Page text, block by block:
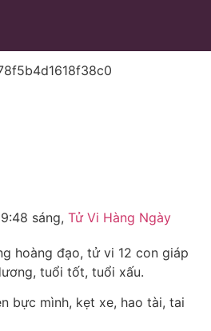
9:48 sáng, Tử Vi Hàng Ngày
hoàng đạo, tử vi 12 con giáp
tuổi tốt, tuổi xấu.
bực mình, kẹt xe, hao tài, tai